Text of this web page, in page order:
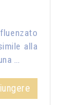
alla
…